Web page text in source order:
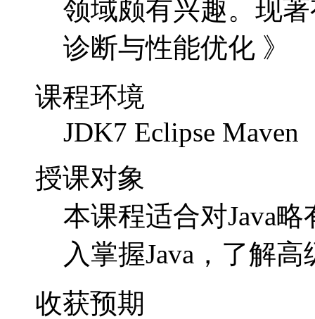
领域颇有兴趣。 现
诊断与性能优化 》
课程环境
JDK7 Eclipse Maven
授课对象
本课程适合对Java
入掌握Java，了解
收获预期